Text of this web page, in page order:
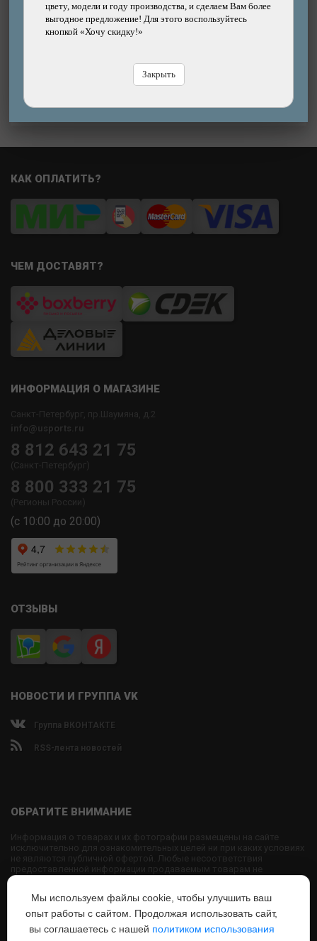
цвету, модели и году производства, и сделаем Вам более
выгодное предложение! Для этого воспользуйтесь
кнопкой «Хочу скидку!»
Закрыть
Цена:
6210р.
7160р.
КАК ОПЛАТИТЬ?
ЧЕМ ДОСТАВЯТ?
ИНФОРМАЦИЯ О МАГАЗИНЕ
Санкт-Петербург, пр.Шаумяна, д.2
info@usports.ru
8 812 643 21 75
(Санкт-Петербург)
8 800 333 21 75
(Регионы России)
(с 10:00 до 20:00)
ОТЗЫВЫ
НОВОСТИ И ГРУППА VK
Группа ВКОНТАКТЕ
RSS-лента новостей
ОБРАТИТЕ ВНИМАНИЕ
Информация о товарах и их фотографии размещены на сайте
исключительно для ознакомительных целей ни при каких условиях
не являются публичной офертой. Любые несоответствия
предоставленной информации продаваемым товарам не
являются основанием для претензий, так как внешний вид и
свое усмотрение.
Использование текстовых или графических материалов с сайта
запрещено без согласования с администрацией USPORTS
Мы используем файлы cookie, чтобы улучшить ваш
опыт работы с сайтом. Продолжая использовать сайт,
вы соглашаетесь с нашей политиком использования